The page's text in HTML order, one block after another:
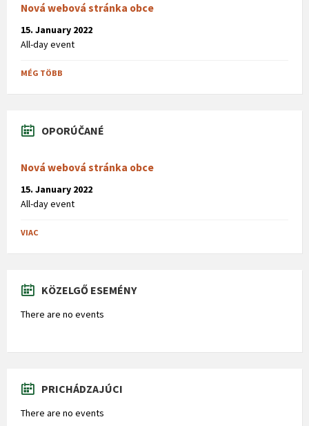
Nová webová stránka obce
15. January 2022
All-day event
MÉG TÖBB
OPORÚČANÉ
Nová webová stránka obce
15. January 2022
All-day event
VIAC
KÖZELGŐ ESEMÉNY
There are no events
PRICHÁDZAJÚCI
There are no events